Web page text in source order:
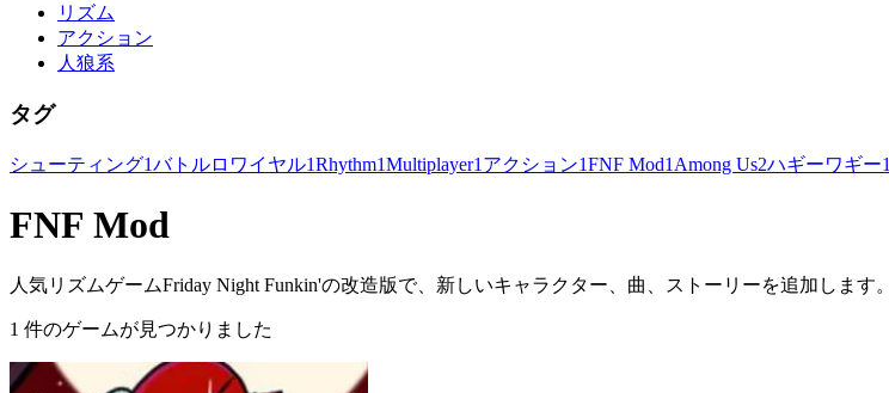
リズム
アクション
人狼系
タグ
シューティング1バトルロワイヤル1Rhythm1Multiplayer1 アクション1FNF Mod1 Among Us2ハギーワギー1
FNF Mod
人気リズムゲームFriday Night Funkin'の改造版で、新しいキャラクター、曲、ストーリーを追加します。
1 件のゲームが見つかりました